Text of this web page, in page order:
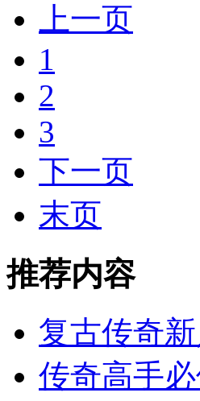
上一页
1
2
3
下一页
末页
推荐内容
复古传奇
传奇高手